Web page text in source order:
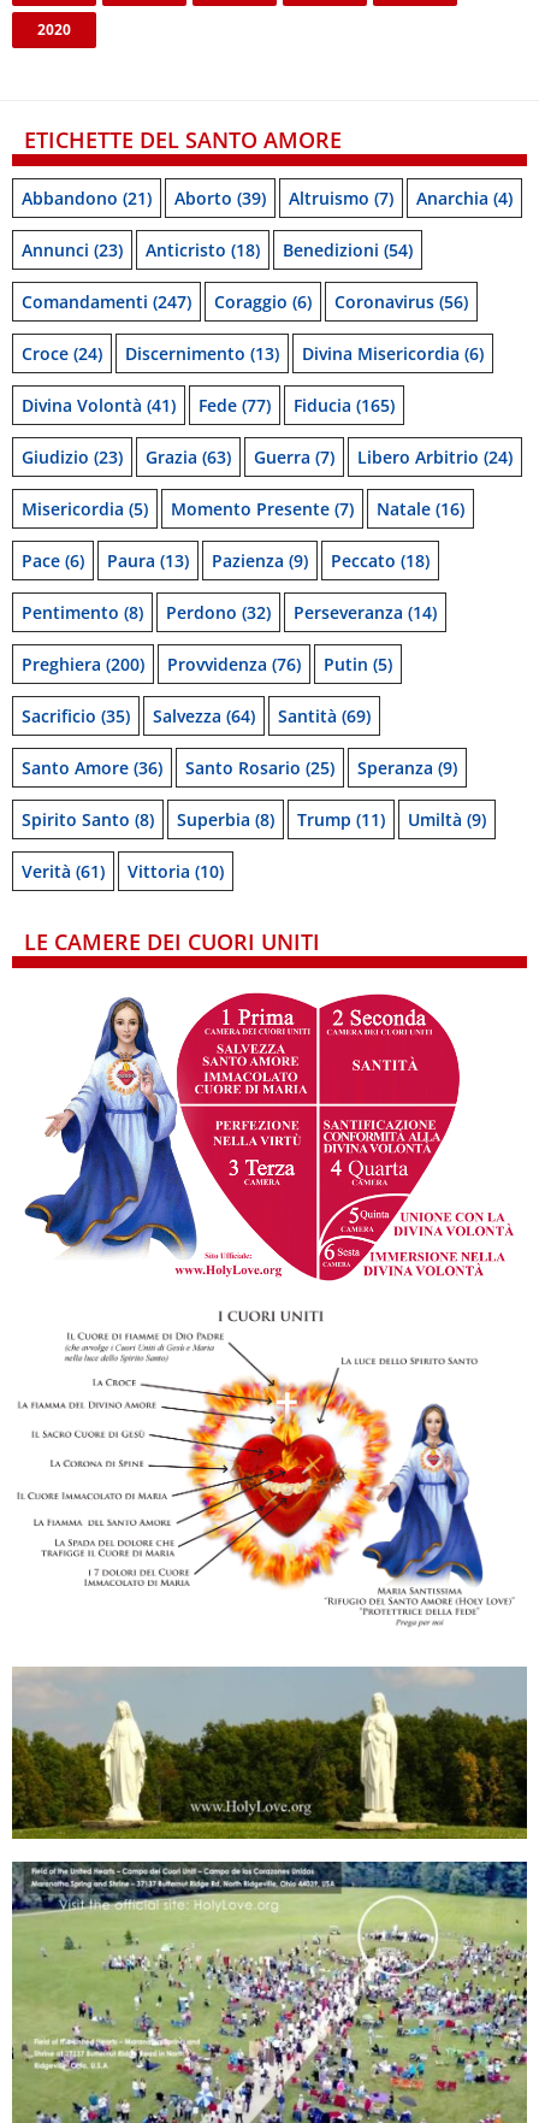
2020
ETICHETTE DEL SANTO AMORE
Abbandono (21) Aborto (39) Altruismo (7) Anarchia (4)
Annunci (23) Anticristo (18) Benedizioni (54)
Comandamenti (247) Coraggio (6) Coronavirus (56)
Croce (24) Discernimento (13) Divina Misericordia (6)
Divina Volontà (41) Fede (77) Fiducia (165)
Giudizio (23) Grazia (63) Guerra (7) Libero Arbitrio (24)
Misericordia (5) Momento Presente (7) Natale (16)
Pace (6) Paura (13) Pazienza (9) Peccato (18)
Pentimento (8) Perdono (32) Perseveranza (14)
Preghiera (200) Provvidenza (76) Putin (5)
Sacrificio (35) Salvezza (64) Santità (69)
Santo Amore (36) Santo Rosario (25) Speranza (9)
Spirito Santo (8) Superbia (8) Trump (11) Umiltà (9)
Verità (61) Vittoria (10)
LE CAMERE DEI CUORI UNITI